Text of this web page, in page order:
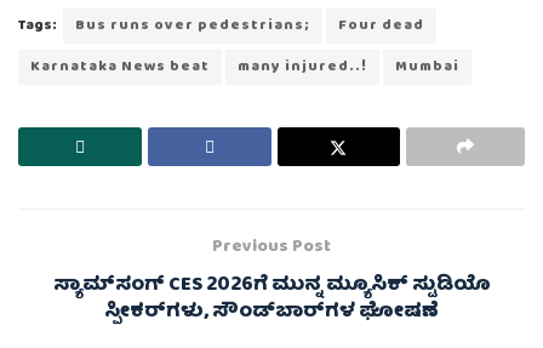
Tags: Bus runs over pedestrians;
Four dead
Karnataka News beat
many injured..! Mumbai
Previous Post
ಸ್ಯಾಮ್‌ಸಂಗ್ CES 2026ಗೆ ಮುನ್ನ ಮ್ಯೂಸಿಕ್ ಸ್ಟುಡಿಯೊ
ಸ್ಪೀಕರ್‌ಗಳು, ಸೌಂಡ್‌ಬಾರ್‌ಗಳ ಘೋಷಣೆ